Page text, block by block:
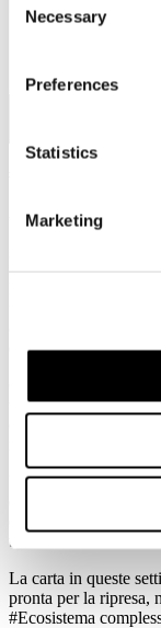
Selection
Necessary
Preferences
Statistics
Marketing
Assocarta e tutte le
"piazza virtuale", un
fase
e #ripartenza.
Come sempre con la
usi speciali e
innovazioni come
Un settore che
dell’Europa, come
territori e comunità.
La carta in queste
pronta per la ripresa,
#Ecosistema